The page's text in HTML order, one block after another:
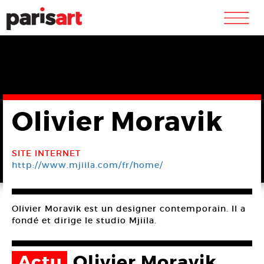
m
Olivier Moravik
SITE INTERNET
http://www.mjiila.com/fr/home/
Olivier Moravik est un designer contemporain. Il a
fondé et dirige le studio Mjiila.